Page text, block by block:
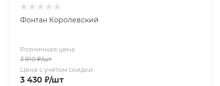
Фонтан Королевский
Розничная цена
3 910₽/шт
Цена с учетом скидки
3 430 ₽/шт